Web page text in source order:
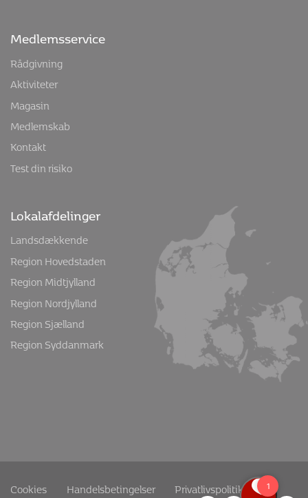
Medlemsservice
Rådgivning
Aktiviteter
Magasin
Medlemskab
Kontakt
Test din risiko
Lokalafdelinger
Landsdækkende
Region Hovedstaden
Region Midtjylland
Region Nordjylland
Region Sjælland
Region Syddanmark
Cookies Handelsbetingelser Privatlivspolitik